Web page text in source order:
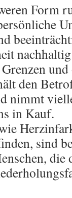
Form
den
nimmt
in Kauf.
sind
die